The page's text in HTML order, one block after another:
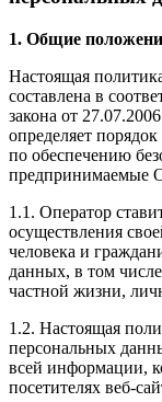
1. Общие
Настоящая
составлена в
закона от
определяет
по обеспечению
предпринимаемые
1.1. Оператор
осуществления
человека и
данных, в том
частной жизни,
1.2. Настоящая
персональных
всей информации,
посетителях веб-